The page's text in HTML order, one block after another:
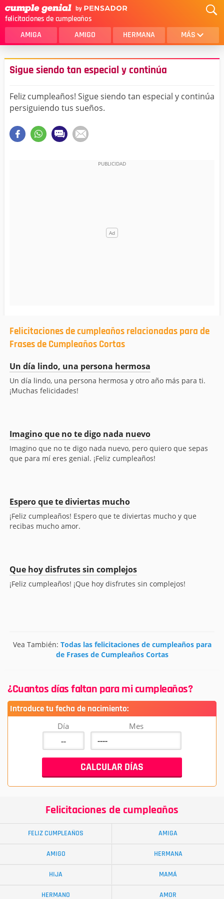
felicitaciones de cumpleaños
AMIGA AMIGO HERMANA MÁS
MAMA
AMOR
SOBRINA
HIJA
NOVIA
Sigue siendo tan especial y continúa
Feliz cumpleaños! Sigue siendo tan especial y continúa
persiguiendo tus sueños.
Felicitaciones de cumpleaños relacionadas para de
Frases de Cumpleaños Cortas
Un día lindo, una persona hermosa
Un día lindo, una persona hermosa y otro año más para ti.
¡Muchas felicidades!
Imagino que no te digo nada nuevo
Imagino que no te digo nada nuevo, pero quiero que sepas
que para mí eres genial. ¡Feliz cumpleaños!
Espero que te diviertas mucho
¡Feliz cumpleaños! Espero que te diviertas mucho y que
recibas mucho amor.
Que hoy disfrutes sin complejos
¡Feliz cumpleaños! ¡Que hoy disfrutes sin complejos!
Vea También: Todas las felicitaciones de cumpleaños para
de Frases de Cumpleaños Cortas
¿Cuantos días faltan para mi cumpleaños?
Introduce tu fecha de nacimiento:
Día Mes
Felicitaciones de cumpleaños
FELIZ CUMPLEAÑOS AMIGA
AMIGO HERMANA
HIJA MAMÁ
HERMANO AMOR